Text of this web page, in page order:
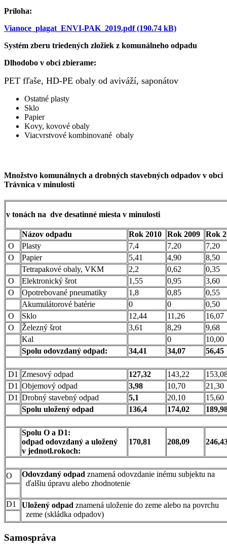
Príloha:
Vianoce_plagat_ENVI-PAK_2019.pdf (190.74 kB)
Systém zberu triedených zložiek z komunálneho odpadu
Dlhodobo v obci zbierame:
PET fľaše, HD-PE obaly od aviváží, saponátov
Ostatné plasty
Sklo
Papier
Kovy, kovové obaly
Viacvrstvové kombinované obaly
Množstvo komunálnych a drobných stavebných odpadov v obci
Trávnica v minulosti
v tonách na dve desatinné miesta v minulosti
Názov odpadu Rok 2010 Rok 2009
Rok
O
Plasty 7,4 7,20
7,20
O
Papier 5,41 4,90
8,50
Tetrapakové obaly, VKM
2,2 0,62
0,35
O
Elektronický šrot 1,55 0,95
3,60
O
Opotrebované pneumatiky 1,8 0,85
0,55
Akumulátorové batérie
0 0
0,50
O
Sklo 12,44 11,26
16,07
O
Železný šrot 3,61 8,29
9,68
Kal
0
10,00
Spolu odovzdaný odpad:
34,41 34,07 56,45
D1 Zmesový odpad 127,32 143,22
D1 Objemový odpad 3,98 10,70
21,30
D1 Drobný stavebný odpad 5,1 20,10
15,60
Spolu uložený odpad
136,4 174,02
Spolu O a D1:
odpad odovzdaný a uložený
v jednotl.rokoch:
170,81 208,09
O Odovzdaný odpad znamená odovzdanie inému subjektu na
ďalšiu úpravu alebo zhodnotenie
D1 Uložený odpad znamená uloženie do zeme alebo na povrchu
zeme (skládka odpadov)
Samospráva